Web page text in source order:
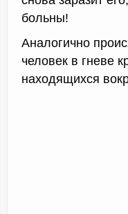
больны!
Аналогично
человек в гневе
находящихся